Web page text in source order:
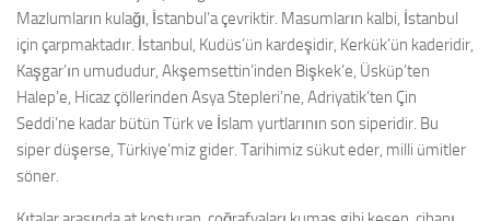
Mazlumların kulağı, İstanbul’a çevriktir. Masumların kalbi, İstanbul
için çarpmaktadır. İstanbul, Kudüs’ün kardeşidir, Kerkük’ün kaderidir,
Kaşgar’ın umududur, Akşemsettin’inden Bişkek’e, Üsküp’ten
Halep’e, Hicaz çöllerinden Asya Stepleri’ne, Adriyatik’ten Çin
Seddi’ne kadar bütün Türk ve İslam yurtlarının son siperidir. Bu
siper düşerse, Türkiye’miz gider. Tarihimiz sükut eder, milli ümitler
söner.